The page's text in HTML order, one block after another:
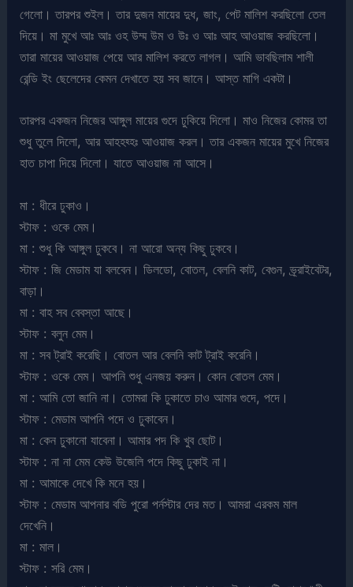
গেলো। তারপর শুইল। তার দুজন মায়ের দুধ, জাং, পেট মালিশ করছিলো তেল
দিয়ে। মা মুখে আঃ আঃ ওহ উম্ম উম ও উঃ ও আঃ আহ আওয়াজ করছিলো।
তারা মায়ের আওয়াজ পেয়ে আর মালিশ করতে লাগল। আমি ভাবছিলাম শালী
রেন্ডি ইং ছেলেদের কেমন দেখাতে হয় সব জানে। আস্ত মাগি একটা।
তারপর একজন নিজের আঙ্গুল মায়ের গুদে ঢুকিয়ে দিলো। মাও নিজের কোমর তা
শুধু তুলে দিলো, আর আহহহ্হঃ আওয়াজ করল। তার একজন মায়ের মুখে নিজের
হাত চাপা দিয়ে দিলো। যাতে আওয়াজ না আসে।
মা : ধীরে ঢুকাও।
স্টাফ : ওকে মেম।
মা : শুধু কি আঙ্গুল ঢুকবে। না আরো অন্য কিছু ঢুকবে।
স্টাফ : জি মেডাম যা বলবেন। ডিলডো, বোতল, বেলনি কাট, বেগুন, ভ্র্রাইবেটর,
বাড়া।
মা : বাহ সব বেবস্তা আছে।
স্টাফ : বলুন মেম।
মা : সব ট্রাই করেছি। বোতল আর বেলনি কাট ট্রাই করেনি।
স্টাফ : ওকে মেম। আপনি শুধু এনজয় করুন। কোন বোতল মেম।
মা : আমি তো জানি না। তোমরা কি ঢুকাতে চাও আমার গুদে, পদে।
স্টাফ : মেডাম আপনি পদে ও ঢুকাবেন।
মা : কেন ঢুকানো যাবেনা। আমার পদ কি খুব ছোট।
স্টাফ : না না মেম কেউ উজেলি পদে কিছু ঢুকাই না।
মা : আমাকে দেখে কি মনে হয়।
স্টাফ : মেডাম আপনার বডি পুরো পর্নস্টার দের মত। আমরা এরকম মাল
দেখেনি।
মা : মাল।
স্টাফ : সরি মেম।